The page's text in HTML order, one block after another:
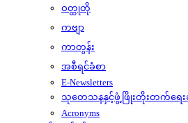
ဝတ္ထုတို
ကဗျာ
ကာတွန်း
အစီရင်ခံစာ
E-Newsletters
သုတေသနနှင့်ဖွံ့ဖြိုးတိုးတက်ရေး
Acronyms